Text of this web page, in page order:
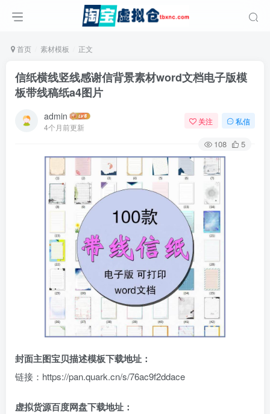
首页 素材模板 正文
信纸横线竖线感谢信背景素材word文档电子版模
板带线稿纸a4图片
admin
4个月前更新
关注 私信
108 5
封面主图宝贝描述模板下载地址：
链接：https://pan.quark.cn/s/76ac9f2ddace
虚拟货源百度网盘下载地址：